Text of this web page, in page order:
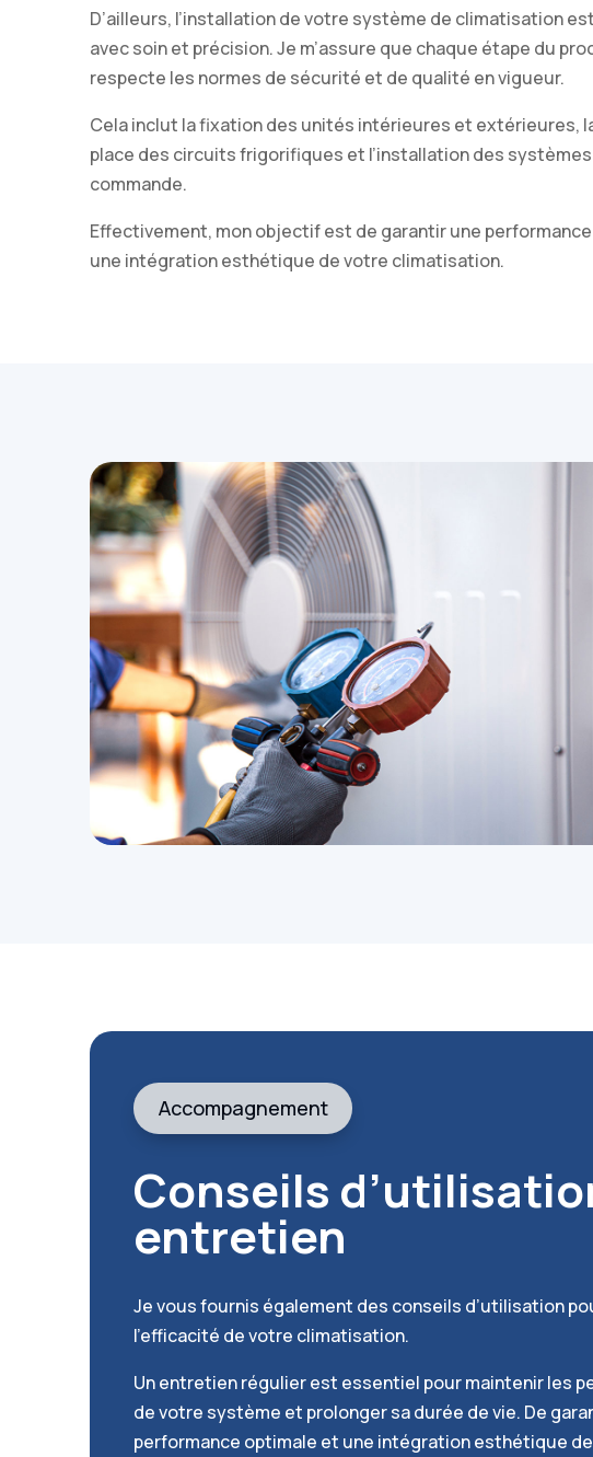
D’ailleurs, l’installation de votre système de climatisation
avec soin et précision. Je m’assure que chaque étape du
respecte les normes de sécurité et de qualité en vigueur.
Cela inclut la fixation des unités intérieures et extérieures,
place des circuits frigorifiques et l’installation des
commande.
Effectivement, mon objectif est de garantir une
une intégration esthétique de votre climatisation.
Accompagnement
Conseils
entretien
Je vous fournis également des conseils d’utilisation
l’efficacité de votre climatisation.
Un entretien régulier est essentiel pour maintenir les
de votre système et prolonger sa durée de vie. De
performance optimale et une intégration esthétique